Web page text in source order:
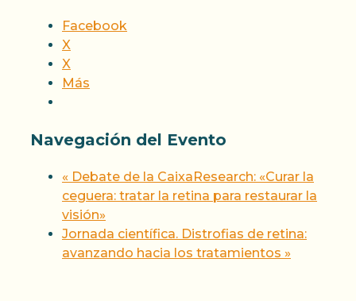
Facebook
X
X
Más
Navegación del Evento
« Debate de la CaixaResearch: «Curar la
ceguera: tratar la retina para restaurar la
visión»
Jornada científica. Distrofias de retina:
avanzando hacia los tratamientos »